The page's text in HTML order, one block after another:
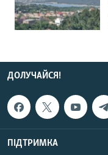
ДОЛУЧАЙСЯ!
ПІДТРИМКА